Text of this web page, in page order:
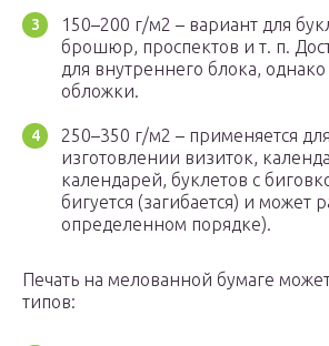
150–200 г/м2 – вариант для
брошюр, проспектов и т. п.
для внутреннего блока, однако
обложки.
250–350 г/м2 – применяется
изготовлении визиток,
календарей, буклетов с
бигуется (загибается) и может
определенном порядке).
Печать на мелованной бумаге
типов: